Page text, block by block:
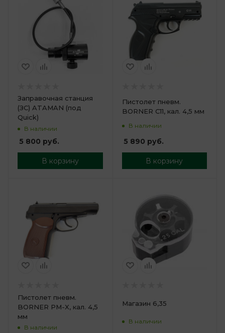
Заправочная станция
(ЗС) ATAMAN (под
Quick)
В наличии
5 800 руб.
В корзину
Пистолет пневм.
BORNER C11, кал. 4,5 мм
В наличии
5 890 руб.
В корзину
Пистолет пневм.
BORNER PM-X, кал. 4,5
мм
В наличии
Магазин 6,35
В наличии